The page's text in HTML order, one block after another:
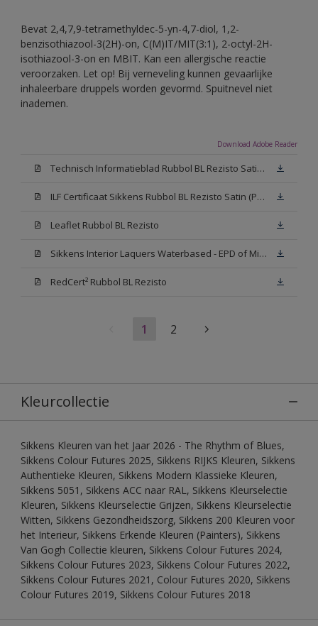
Bevat 2,4,7,9-tetramethyldec-5-yn-4,7-diol, 1,2-
benzisothiazool-3(2H)-on, C(M)IT/MIT(3:1), 2-octyl-2H-
isothiazool-3-on en MBIT. Kan een allergische reactie
veroorzaken. Let op! Bij verneveling kunnen gevaarlijke
inhaleerbare druppels worden gevormd. Spuitnevel niet
inademen.
Download Adobe Reader
Technisch Informatieblad Rubbol BL Rezisto Satin (PDF)
ILF Certificaat Sikkens Rubbol BL Rezisto Satin (PDF)
Leaflet Rubbol BL Rezisto
Sikkens Interior Laquers Waterbased - EPD of Milieuproductverklaring
RedCert² Rubbol BL Rezisto
1 2
Kleurcollectie
Sikkens Kleuren van het Jaar 2026 - The Rhythm of Blues,
Sikkens Colour Futures 2025, Sikkens RIJKS Kleuren, Sikkens
Authentieke Kleuren, Sikkens Modern Klassieke Kleuren,
Sikkens 5051, Sikkens ACC naar RAL, Sikkens Kleurselectie
Kleuren, Sikkens Kleurselectie Grijzen, Sikkens Kleurselectie
Witten, Sikkens Gezondheidszorg, Sikkens 200 Kleuren voor
het Interieur, Sikkens Erkende Kleuren (Painters), Sikkens
Van Gogh Collectie kleuren, Sikkens Colour Futures 2024,
Sikkens Colour Futures 2023, Sikkens Colour Futures 2022,
Sikkens Colour Futures 2021, Colour Futures 2020, Sikkens
Colour Futures 2019, Sikkens Colour Futures 2018